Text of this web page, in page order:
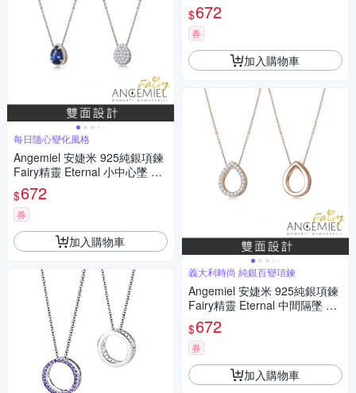
每日隨心變化風格
Angemiel 安婕米 925純銀項鍊
Fairy精靈 Eternal 小中心墜 藍
鑽滿鑽
$672
券
加入購物車
鑽.銀
$672
券
加入購物車
義大利時尚 純銀百變項鍊
Angemiel 安婕米 925純銀項鍊
Fairy精靈 Eternal 中間隔墜 白
鑽玫金
$672
券
加入購物車